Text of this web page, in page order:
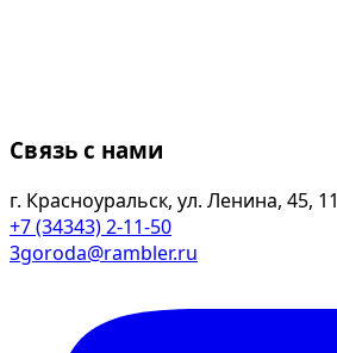
Связь с нами
г. Красноуральск, ул. Ленина, 45, 11
+7 (34343) 2-11-50
3goroda@rambler.ru